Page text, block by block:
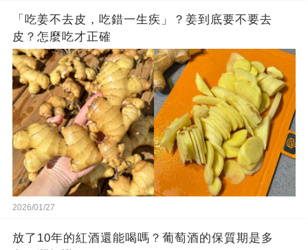
「吃姜不去皮，吃錯一生疾」？姜到底要不要去
皮？怎麼吃才正確
2026/01/27
放了10年的紅酒還能喝嗎？葡萄酒的保質期是多